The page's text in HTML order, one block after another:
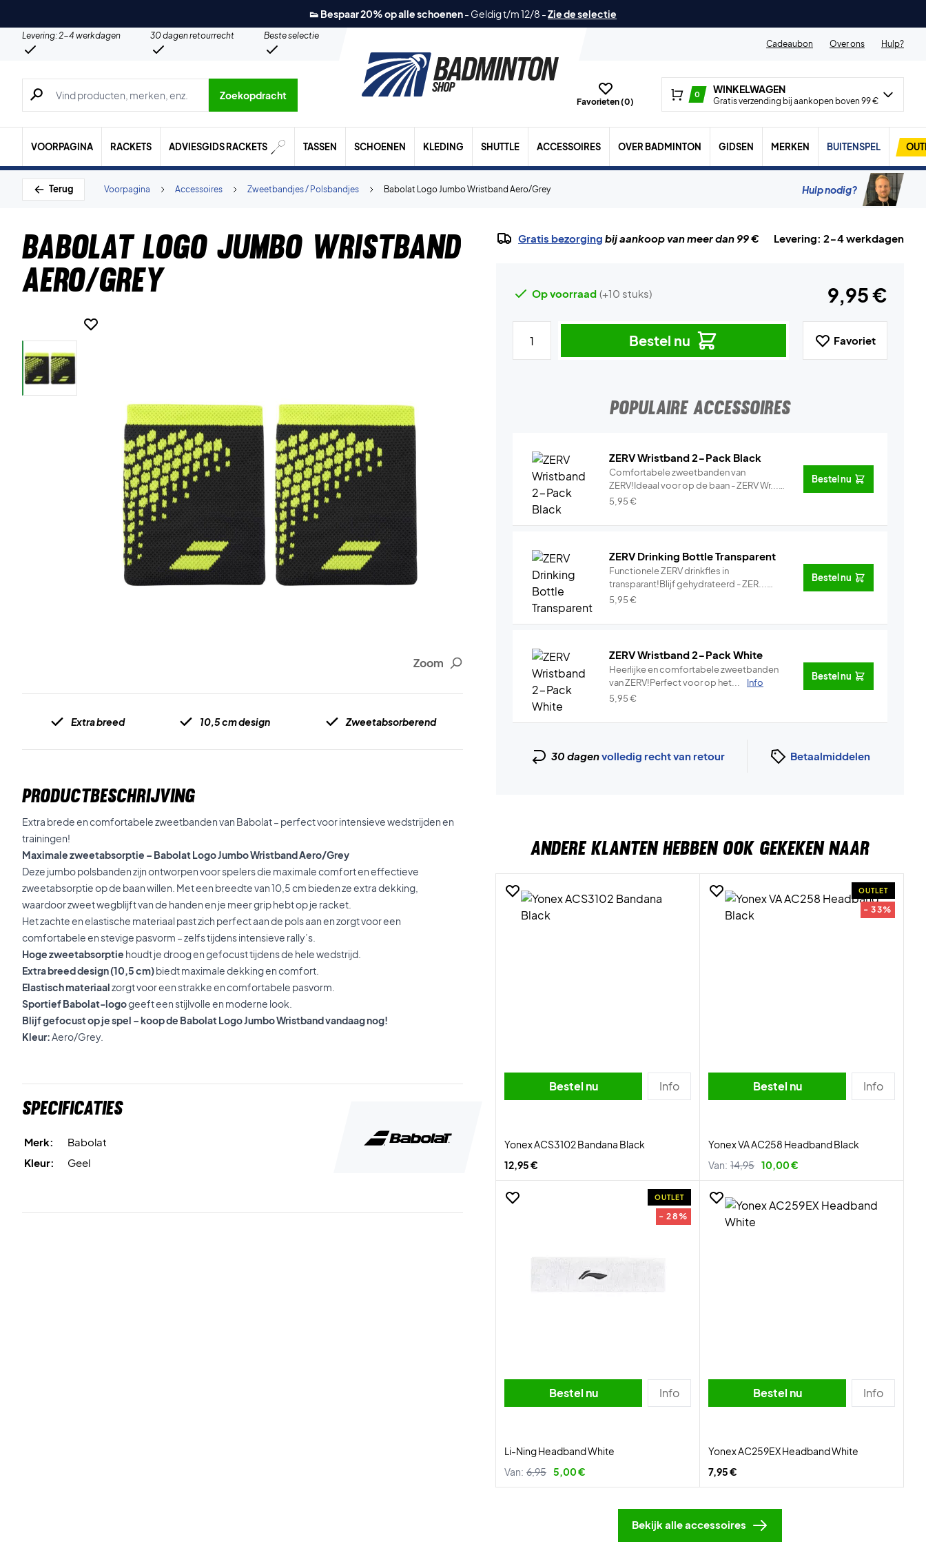
👟 Bespaar 20% op alle schoenen- Geldig t/m 12/8 -Zie de selectie
Levering: 2-4 werkdagen 30 dagen retourrecht
Beste selectie
Cadeaubon
Over ons Hulp?
Zoeken naar producten, merken etc.
Zoekopdracht
Favorieten (0)
0 WINKELWAGEN
Gratis verzending bij aankopen boven 99 €
VOORPAGINA RACKETS ADVIESGIDS RACKETS TASSEN SCHOENEN KLEDING SHUTTLE ACCESSOIRES OVER BADMINTON GIDSEN MERKEN BUITENSPEL
Terug Babolat Logo Jumbo Wristband Aero/Grey
Zweetbandjes / Polsbandjes
Accessoires
Voorpagina Hulp nodig?
Babolat Logo Jumbo Wristband
Aero/Grey
Zoom
Extra breed 10,5 cm design Zweetabsorberend
PRODUCTBESCHRIJVING
Extra brede en comfortabele zweetbanden van Babolat – perfect voor intensieve wedstrijden en
trainingen!
Maximale zweetabsorptie – Babolat Logo Jumbo Wristband Aero/Grey
Deze jumbo polsbanden zijn ontworpen voor spelers die maximale comfort en effectieve
zweetabsorptie op de baan willen. Met een breedte van 10,5 cm bieden ze extra dekking,
waardoor zweet wegblijft van de handen en je meer grip hebt op je racket.
Het zachte en elastische materiaal past zich perfect aan de pols aan en zorgt voor een
comfortabele en stevige pasvorm – zelfs tijdens intensieve rally’s.
Hoge zweetabsorptie houdt je droog en gefocust tijdens de hele wedstrijd.
Extra breed design (10,5 cm)biedt maximale dekking en comfort.
Elastisch materiaalzorgt voor een strakke en comfortabele pasvorm.
Sportief Babolat-logogeeft een stijlvolle en moderne look.
Blijf gefocust op je spel – koop de Babolat Logo Jumbo Wristband vandaag nog!
Kleur:Aero/Grey.
Specificaties
Merk:
Babolat
Kleur:
Geel
Gratis bezorging bij aankoop van meer dan 99 € Levering: 2-4 werkdagen
Op voorraad (+10 stuks) 9,95 €
Bestel nu Favoriet
POPULAIRE ACCESSOIRES
ZERV Wristband 2-Pack Black
Comfortabele zweetbanden van
ZERV!Ideaal voor op de baan - ZERV Wr...
Info
5,95€
Bestel nu
ZERV Drinking Bottle Transparent
Functionele ZERV drinkfles in
transparant!Blijf gehydrateerd - ZER...
Info
5,95€
Bestel nu
ZERV Wristband 2-Pack White
Heerlijke en comfortabele zweetbanden
van ZERV!Perfect voor op het...
Info
5,95€
Bestel nu
30 dagenvolledig recht van retour Betaalmiddelen
ANDERE KLANTEN HEBBEN OOK GEKEKEN NAAR
Bestel nu Info
Yonex ACS3102 Bandana Black
12,95 €
OUTLET
- 33%
Bestel nu Info
Yonex VA AC258 Headband Black
Van: 14,95 10,00 €
OUTLET
- 28%
Bestel nu Info
Li-Ning Headband White
Van: 6,95 5,00 €
Bestel nu Info
Yonex AC259EX Headband White
7,95 €
Bekijk alle accessoires